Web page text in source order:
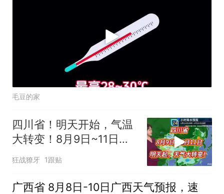
毛豆的家
四川省！明天开始，气温
大转变！8月9日~11日天
气预报
狂战獠牙 1跟贴
广西省 8月8日-10日广西天气预报，速